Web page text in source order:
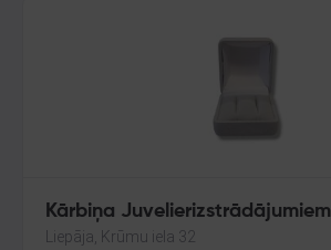
Kārbiņa Juvelierizstrādājumiem
Liepāja, Krūmu iela 32